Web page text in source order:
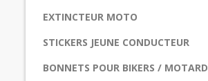
EXTINCTEUR MOTO
STICKERS JEUNE CONDUCTEUR
BONNETS POUR BIKERS / MOTARD